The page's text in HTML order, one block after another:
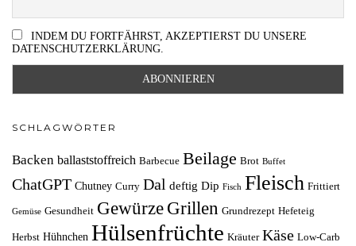
INDEM DU FORTFÄHRST, AKZEPTIERST DU UNSERE
DATENSCHUTZERKLÄRUNG.
SCHLAGWÖRTER
Backen ballaststoffreich Barbecue Beilage Brot Buffet
ChatGPT Chutney Curry Dal deftig Dip Fisch Fleisch Frittiert
Gemüse Gesundheit Gewürze Grillen Grundrezept Hefeteig
Herbst Hühnchen Hülsenfrüchte Kräuter Käse Low-Carb